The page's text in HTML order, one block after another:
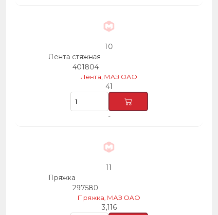
10
Лента стяжная
401804
Лента, МАЗ ОАО
41
-
11
Пряжка
297580
Пряжка, МАЗ ОАО
3,116